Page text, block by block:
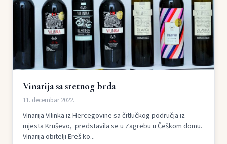
Vinarija sa sretnog brda
11. decembar 2022.
Vinarija Vilinka iz Hercegovine sa čitlučkog područja iz
mjesta Kruševo, predstavila se u Zagrebu u Češkom domu.
Vinarija obitelji Ereš ko...